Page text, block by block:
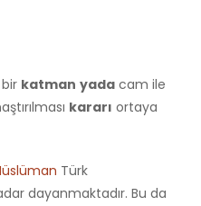
katman yada cam ile
kararı ortaya
Türk
dayanmaktadır. Bu da